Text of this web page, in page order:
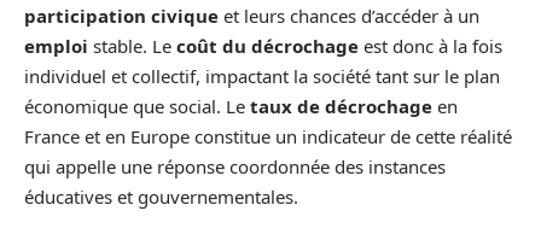
participation civique et leurs chances d’accéder à un
emploi stable. Le coût du décrochage est donc à la fois
individuel et collectif, impactant la société tant sur le plan
économique que social. Le taux de décrochage en
France et en Europe constitue un indicateur de cette réalité
qui appelle une réponse coordonnée des instances
éducatives et gouvernementales.